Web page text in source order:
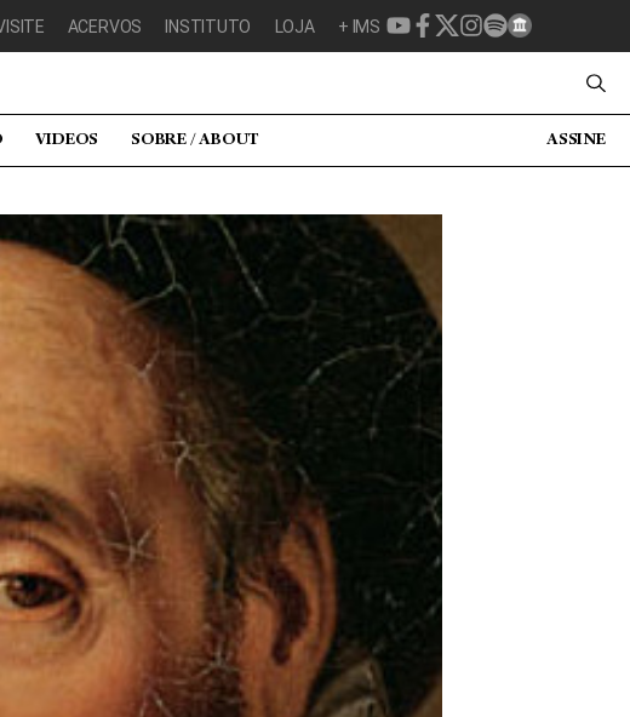
ACERVOS INSTITUTO LOJA + IMS
VIDEOS SOBRE / ABOUT ASSINE